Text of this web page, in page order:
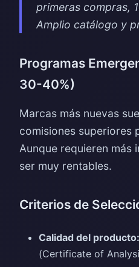
primeras compras,
Amplio catálogo y
Programas
30-40%)
Marcas más nuevas
comisiones superiores
Aunque requieren más
ser muy rentables.
Criterios de
Calidad del producto:
(Certificate of